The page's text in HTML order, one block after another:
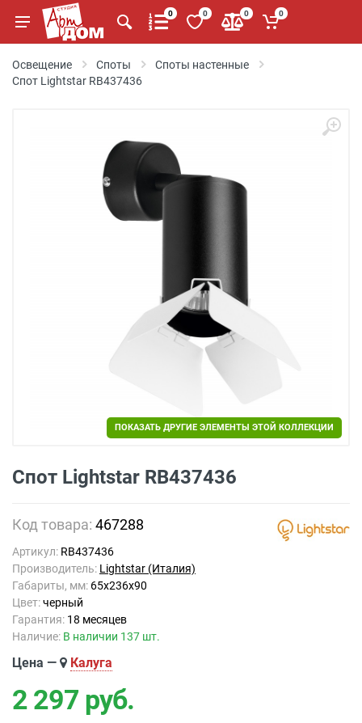
0 0 0 0
Освещение Споты
Споты настенные
Спот Lightstar RB437436
ПОКАЗАТЬ ДРУГИЕ ЭЛЕМЕНТЫ ЭТОЙ КОЛЛЕКЦИИ
Спот Lightstar RB437436
Код товара: 467288
Артикул: RB437436
Производитель: Lightstar (Италия)
Габариты, мм: 65x236x90
Цвет:черный
Гарантия: 18 месяцев
Наличие: В наличии 137 шт.
Цена — Калуга
2 297 руб.